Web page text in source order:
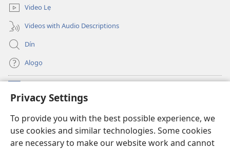
Privacy Settings
To provide you with the best possible experience, we
use cookies and similar technologies. Some cookies
are necessary to make our website work and cannot
Video Lẹ
Videos with Audio Descriptions
Dín
Alọgọ
(opens
new
Wesẹdotẹn Intẹnẹt Ji Tọn Watchtower Tọn
(opens
new
window)JW Hub
(opens